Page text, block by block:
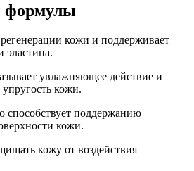
формулы
кожи и поддерживает
эластина.
увлажняющее действие и
кожи.
способствует поддержанию
кожи.
кожу от воздействия